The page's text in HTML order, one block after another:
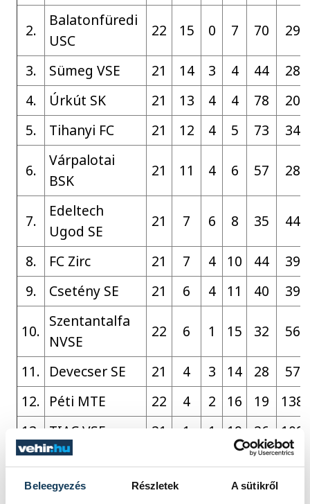
Beleegyezés Részletek A sütikről
2.
Balatonfüredi
USC
22 15 0 7 70 29
3. Sümeg VSE 21 14 3 4 44
28
4.
Úrkút SK 21 13 4 4 78
20
5.
Tihanyi FC 21 12 4 5 73 34
6.
Várpalotai
BSK
21 11 4 6 57 28
7.
Edeltech
Ugod SE
21 7 6 8 35 44
8. FC Zirc 21 7 4 10 44
39
9.
Csetény SE 21 6 4 11 40 39
10.
Szentantalfa
NVSE
22 6 1 15 32 56
11. Devecser SE 21 4 3 14 28
57
12. Péti MTE 22 4 2 16 19
138
13.
TIAC VSE 21 1 1 19 26 109
Ez történt a vármegyei